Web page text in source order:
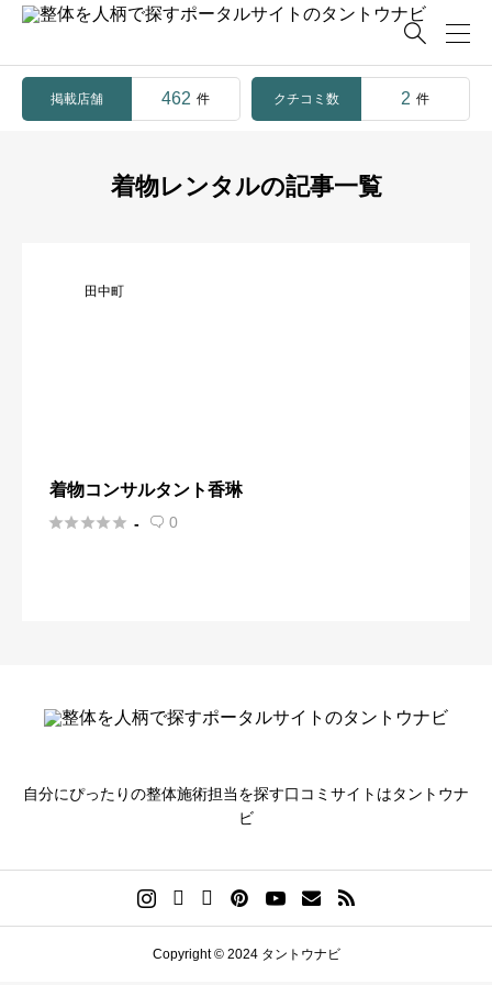

掲載店舗 462 件 クチコミ数 2 件
着物レンタルの記事一覧
田中町
着物コンサルタント香琳
 -  0
自分にぴったりの整体施術担当を探す口コミサイトはタントウナ
ビ
Copyright © 2024 タントウナビ